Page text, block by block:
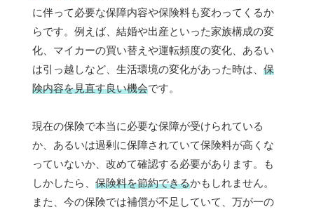
に伴って必要な保障内容や保険料も変わってくるか
らです。例えば、結婚や出産といった家族構成の変
化、マイカーの買い替えや運転頻度の変化、あるい
は引っ越しなど、生活環境の変化があった時は、 保
険内容を見直す良い機会です。
現在の保険で本当に必要な保障が受けられている
か、あるいは過剰に保障されていて保険料が高くな
っていないか、改めて確認する必要があります。も
しかしたら、 保険料を節約できるかもしれません。
また、今の保険では補償が不足していて、万が一の